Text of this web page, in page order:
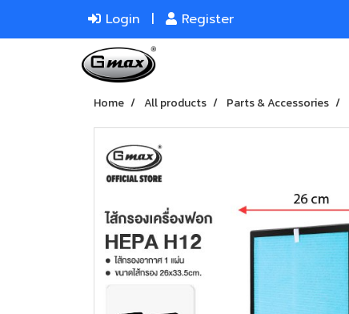
Login Register
Home All products Parts & Accessories